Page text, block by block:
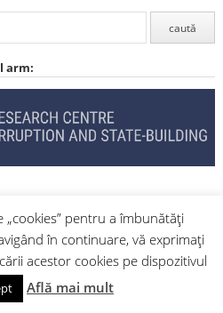
arm:
„cookies” pentru a îmbunătăți
în continuare, vă exprimați
acestor cookies pe dispozitivul
Află mai mult